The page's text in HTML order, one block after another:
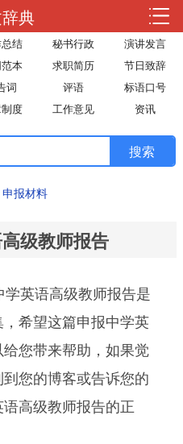
典
结 秘书行政
演讲发言
本 求职简历
节日致辞
词 评语
标语口号
度 工作意见 资讯
申报材料
级教师报告
英语高级教师报告是
希望这篇申报中学英
您带来帮助，如果觉
您的博客或告诉您的
高级教师报告的正